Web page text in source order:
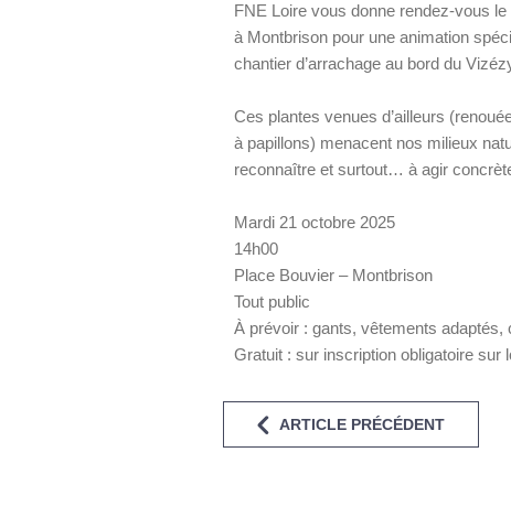
FNE Loire vous donne rendez-vous
à Montbrison pour une animation
chantier d’arrachage au bord du
Ces plantes venues d’ailleurs
à papillons) menacent nos milieux
reconnaître et surtout… à agir
Mardi 21 octobre 2025
14h00
Place Bouvier – Montbrison
Tout public
À prévoir : gants, vêtements
Gratuit : sur inscription obligatoire sur
ARTICLE PRÉCÉDENT